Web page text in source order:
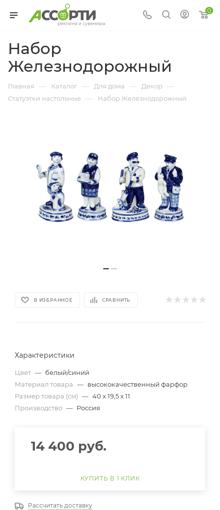
0
Набор
Железнодорожный
Главная — Каталог — Для дома — Декор —
Статуэтки настольные — Набор Железнодорожный
В ИЗБРАННОЕ СРАВНИТЬ
Характеристики
Цвет — белый/синий
Материал товара — высококачественный фарфор
Размер товара (см) — 40 х 19,5 х 11
Производство — Россия
14 400 руб.
КУПИТЬ В 1 КЛИК
Рассчитать доставку